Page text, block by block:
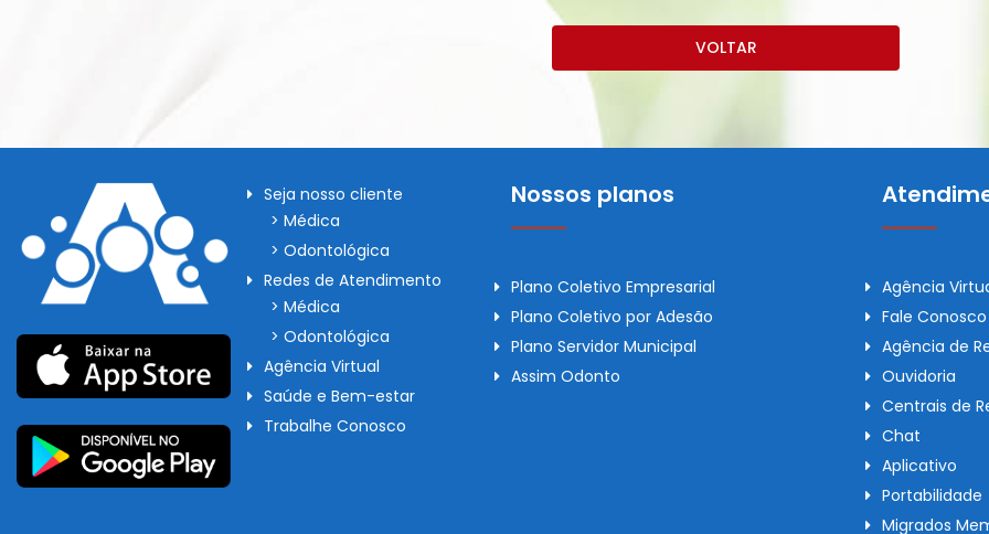
VOLTAR
Seja nosso cliente
> Médica
> Odontológica
Redes de Atendimento
> Médica
> Odontológica
Agência Virtual
Saúde e Bem-estar
Trabalhe Conosco
Nossos planos
Plano Coletivo Empresarial
Plano Coletivo por Adesão
Plano Servidor Municipal
Assim Odonto
Agência
Fale Conosco
Agência de
Ouvidoria
Centrais de
Chat
Aplicativo
Portabilidade
Migrados